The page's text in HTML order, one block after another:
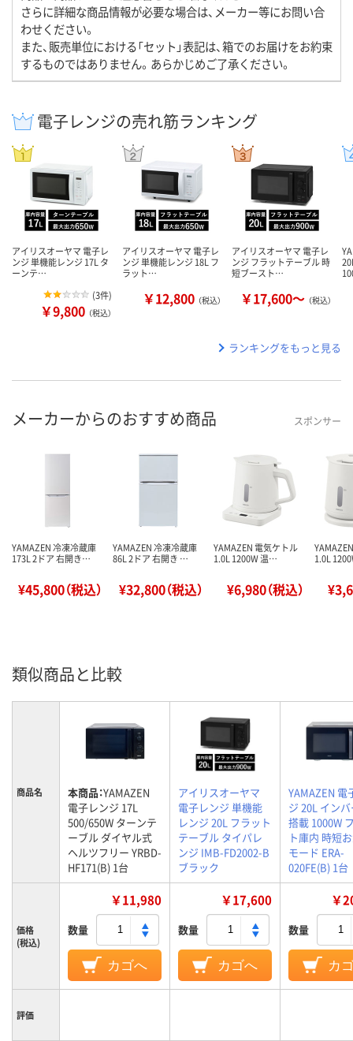
さらに詳細な商品情報が必要な場合は、メーカー等にお問い合
わせください。
また、販売単位における「セット」表記は、箱でのお届けをお約束
するものではありません。あらかじめご了承ください。
電子レンジの売れ筋ランキング
アイリスオーヤマ 電子レ
ンジ 単機能レンジ 17L タ
ーンテ…
(3件)
￥9,800 （税込）
アイリスオーヤマ 電子レ
ンジ 単機能レンジ 18L フ
ラット…
￥12,800 （税込）
アイリスオーヤマ 電子レ
ンジ フラットテーブル 時
短ブースト…
￥17,600～ （税込）
ランキングをもっと見る
メーカーからのおすすめ商品 スポンサー
YAMAZEN 冷凍冷蔵庫
173L 2ドア 右開き…
¥45,800（税込）
YAMAZEN 冷凍冷蔵庫
86L 2ドア 右開き …
¥32,800（税込）
YAMAZEN 電気ケトル
1.0L 1200W 温…
¥6,980（税込）
1.0L
類似商品と比較
商品名 本商品：YAMAZEN
電子レンジ 17L
500/650W ターンテ
ーブル ダイヤル式
ヘルツフリー YRBD-
HF171(B) 1台
アイリスオーヤマ
電子レンジ 単機能
レンジ 20L フラット
テーブル タイパレ
ンジ IMB-FD2002-B
ブラック
YAMAZEN 電
ジ 20L イン
搭載 1000W
ト庫内 時短
モード ERA-
020FE(B) 1台
価格
(税込)
￥11,980
数量
カゴへ
￥17,600
数量
カゴへ
￥
数量
カ
評価